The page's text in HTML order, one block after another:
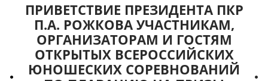
ПРИВЕТСТВИЕ ПРЕЗИДЕНТА ПКР
П.А. РОЖКОВА УЧАСТНИКАМ,
ОРГАНИЗАТОРАМ И ГОСТЯМ
ОТКРЫТЫХ ВСЕРОССИЙСКИХ
ЮНОШЕСКИХ СОРЕВНОВАНИЙ